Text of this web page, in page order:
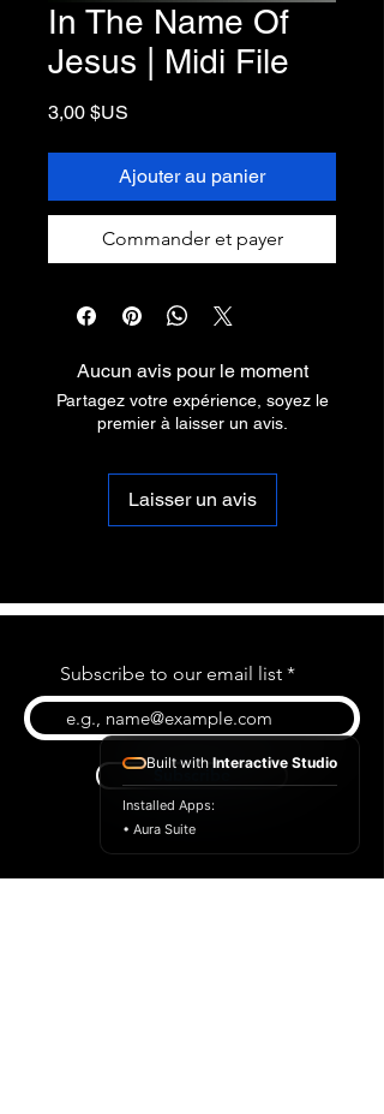
In The Name Of
Jesus | Midi File
3,00 $US
Ajouter au panier
Commander et payer
Aucun avis pour le moment
Partagez votre expérience, soyez le
premier à laisser un avis.
Laisser un avis
Subscribe to our email list
Subscribe
Built with Interactive Studio
Installed Apps:
• Aura Suite